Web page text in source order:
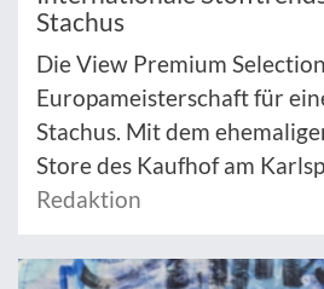
Stachus
Die View Premium
Europameisterschaft für
Stachus. Mit dem
Store des Kaufhof am
Redaktion